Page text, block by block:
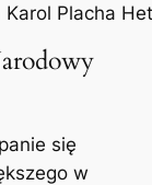
Placha
się
w